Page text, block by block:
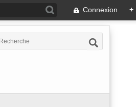
Connexion +